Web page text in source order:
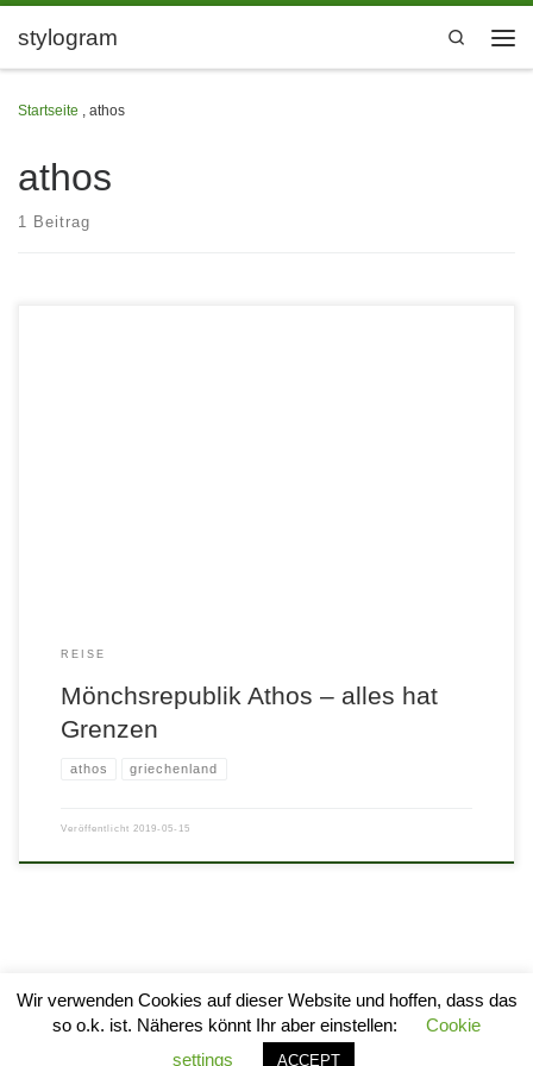
Zum Inhalt springen
stylogram
Search
Startseite , athos
athos
1 Beitrag
REISE
Mönchsrepublik Athos – alles hat
Grenzen
athos griechenland
Veröffentlicht 2019-05-15
© 2026 stylogram – Alle Rechte vorbehalten
Entworfen mit Customizr Pro
Wir verwenden Cookies auf dieser Website und hoffen, dass das
so o.k. ist. Näheres könnt Ihr aber einstellen:
Cookie
settings
ACCEPT